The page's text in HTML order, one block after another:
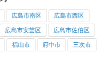
広島市南区 広島市西区
広島市安芸区 広島市佐伯区
福山市 府中市 三次市